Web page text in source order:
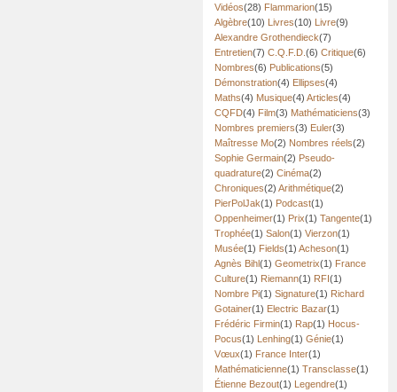
Vidéos(28) Flammarion(15)
Algèbre(10) Livres(10) Livre(9)
Alexandre Grothendieck(7)
Entretien(7) C.Q.F.D. (6) Critique(6)
Nombres(6) Publications(5)
Démonstration(4) Ellipses(4)
Maths(4) Musique(4) Articles(4)
CQFD(4) Film(3) Mathématiciens(3)
Nombres premiers(3) Euler(3)
Maîtresse Mo(2) Nombres réels(2)
Sophie Germain(2) Pseudo-
quadrature(2) Cinéma(2)
Chroniques(2) Arithmétique(2)
PierPolJak(1) Podcast(1)
Oppenheimer(1) Prix(1) Tangente(1)
Trophée(1) Salon(1) Vierzon(1)
Musée(1) Fields(1) Acheson(1)
Agnès Bihl(1) Geometrix(1) France
Culture(1) Riemann(1) RFI(1)
Nombre Pi(1) Signature(1) Richard
Gotainer(1) Electric Bazar(1)
Frédéric Firmin(1) Rap(1) Hocus-
Pocus(1) Lenhing(1) Génie(1)
Vœux(1) France Inter(1)
Mathématicienne(1) Transclasse(1)
Étienne Bezout(1) Legendre(1)